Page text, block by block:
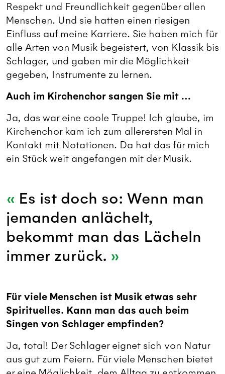
Respekt und Freundlichkeit gegenüber allen
Menschen. Und sie hatten einen riesigen
Einfluss auf meine Karriere. Sie haben mich für
alle Arten von Musik begeistert, von Klassik bis
Schlager, und gaben mir die Möglichkeit
gegeben, Instrumente zu lernen.
Auch im Kirchenchor sangen Sie mit …
Ja, das war eine coole Truppe! Ich glaube, im
Kirchenchor kam ich zum allerersten Mal in
Kontakt mit Notationen. Da hat das für mich
ein Stück weit angefangen mit der Musik.
Es ist doch so: Wenn man
jemanden anlächelt,
bekommt man das Lächeln
immer zurück.
Für viele Menschen ist Musik etwas sehr
Spirituelles. Kann man das auch beim
Singen von Schlager empfinden?
Ja, total! Der Schlager eignet sich von Natur
aus gut zum Feiern. Für viele Menschen bietet